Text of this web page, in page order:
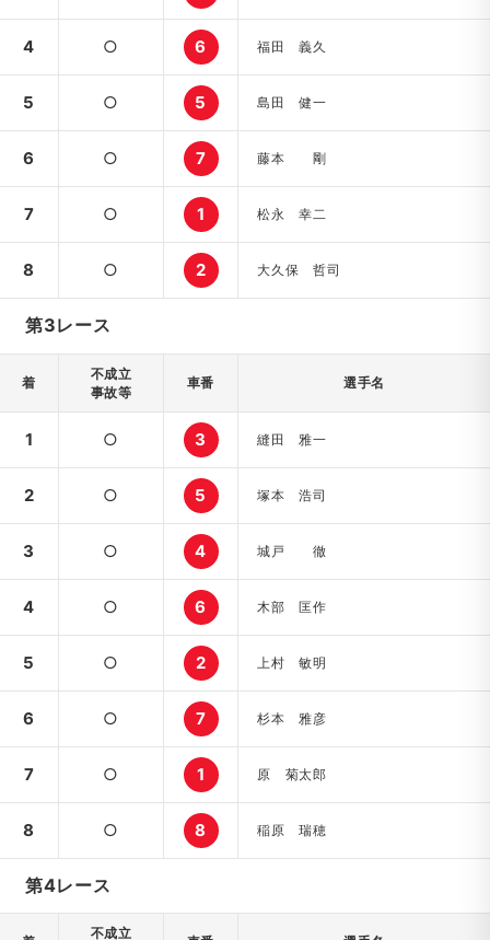
4 ○ 6 福田 義久
5 ○ 5 島田 健一
6 ○ 7 藤本 剛
7 ○ 1 松永 幸二
8 ○ 2 大久保 哲司
第3レース
着
不成立
事故等
車番 選手名
1 ○ 3 縫田 雅一
2 ○ 5 塚本 浩司
3 ○ 4 城戸 徹
4 ○ 6 木部 匡作
5 ○ 2 上村 敏明
6 ○ 7 杉本 雅彦
7 ○ 1 原 菊太郎
8 ○ 8 稲原 瑞穂
第4レース
不成立